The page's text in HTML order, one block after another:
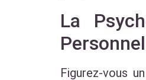
La
Personnel
Figurez-vous